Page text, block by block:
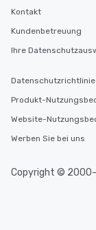
Kontakt
Kundenbetreuung
Ihre
Datenschutzrichtlinie
Produkt-
Website-
Werben Sie bei uns
Copyright © 2000-